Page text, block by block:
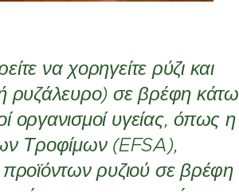
να χορηγείτε ρύζι και
ρυζάλευρο) σε βρέφη κάτω
οργανισμοί υγείας, όπως η
Τροφίμων (EFSA),
ρυζιού σε βρέφη